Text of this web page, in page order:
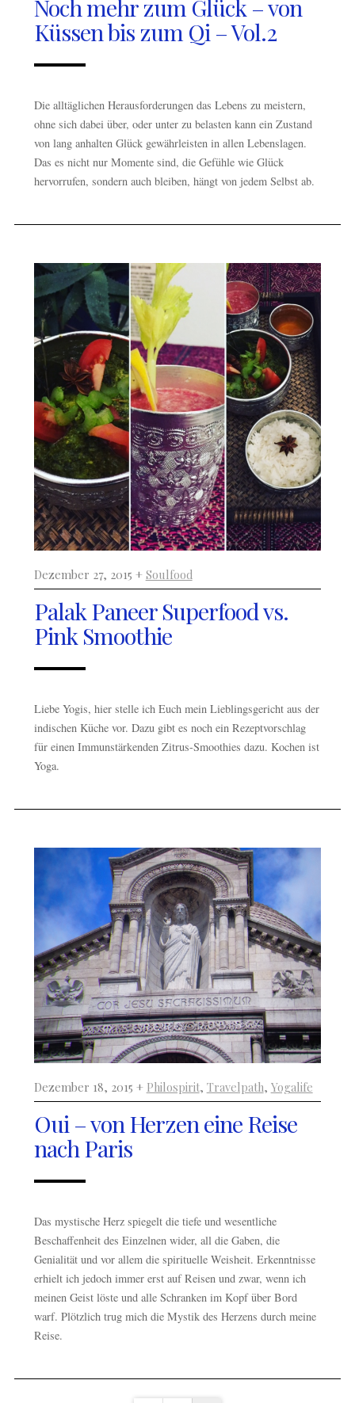
Noch mehr zum Glück – von
Küssen bis zum Qi – Vol.2
Die alltäglichen Herausforderungen das Lebens zu meistern,
ohne sich dabei über, oder unter zu belasten kann ein Zustand
von lang anhalten Glück gewährleisten in allen Lebenslagen.
Das es nicht nur Momente sind, die Gefühle wie Glück
hervorrufen, sondern auch bleiben, hängt von jedem Selbst ab.
Dezember 27, 2015 + Soulfood
Palak Paneer Superfood vs.
Pink Smoothie
Liebe Yogis, hier stelle ich Euch mein Lieblingsgericht aus der
indischen Küche vor. Dazu gibt es noch ein Rezeptvorschlag
für einen Immunstärkenden Zitrus-Smoothies dazu. Kochen ist
Yoga.
Dezember 18, 2015 + Philospirit, Travelpath, Yogalife
Oui – von Herzen eine Reise
nach Paris
Das mystische Herz spiegelt die tiefe und wesentliche
Beschaffenheit des Einzelnen wider, all die Gaben, die
Genialität und vor allem die spirituelle Weisheit. Erkenntnisse
erhielt ich jedoch immer erst auf Reisen und zwar, wenn ich
meinen Geist löste und alle Schranken im Kopf über Bord
warf. Plötzlich trug mich die Mystik des Herzens durch meine
Reise.